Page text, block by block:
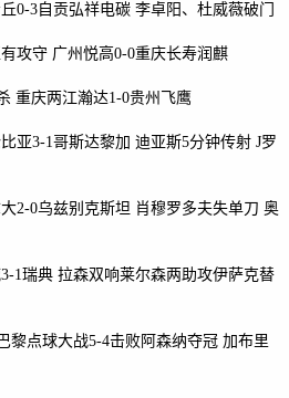
0-3自贡弘祥电碳 李卓阳、杜威薇破门
攻守 广州悦高0-0重庆长寿润麒
重庆两江瀚达1-0贵州飞鹰
亚3-1哥斯达黎加 迪亚斯5分钟传射 J罗
2-0乌兹别克斯坦 肖穆罗多夫失单刀 奥
1瑞典 拉森双响莱尔森两助攻伊萨克替
黎点球大战5-4击败阿森纳夺冠 加布里